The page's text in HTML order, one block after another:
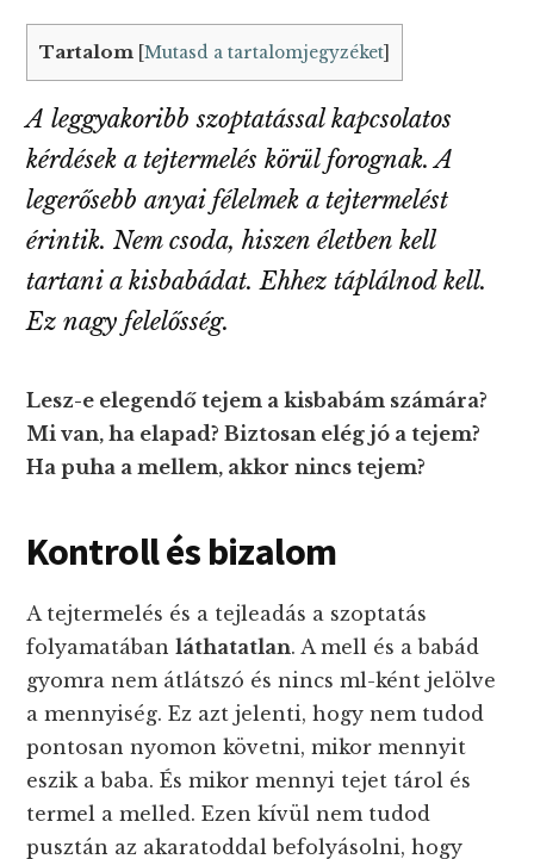
Tartalom [Mutasd a tartalomjegyzéket
A leggyakoribb szoptatással kapcsolatos
kérdések a tejtermelés körül forognak. A
legerősebb anyai félelmek a tejtermelést
érintik. Nem csoda, hiszen életben kell
tartani a kisbabádat. Ehhez táplálnod kell.
Ez nagy felelősség.
Lesz-e elegendő tejem a kisbabám számára?
Mi van, ha elapad? Biztosan elég jó a tejem?
Ha puha a mellem, akkor nincs tejem?
Kontroll és bizalom
A tejtermelés és a tejleadás a szoptatás
folyamatábanláthatatlan. A mell és a babád
gyomra nem átlátszó és nincs ml-ként jelölve
a mennyiség. Ez azt jelenti, hogy nem tudod
pontosan nyomon követni, mikor mennyit
eszik a baba. És mikor mennyi tejet tárol és
termel a melled. Ezen kívül nem tudod
pusztán az akaratoddal befolyásolni, hogy